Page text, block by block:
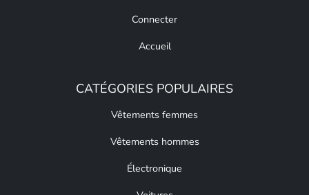
Connecter
Accueil
CATÉGORIES POPULAIRES
Vêtements femmes
Vêtements hommes
Électronique